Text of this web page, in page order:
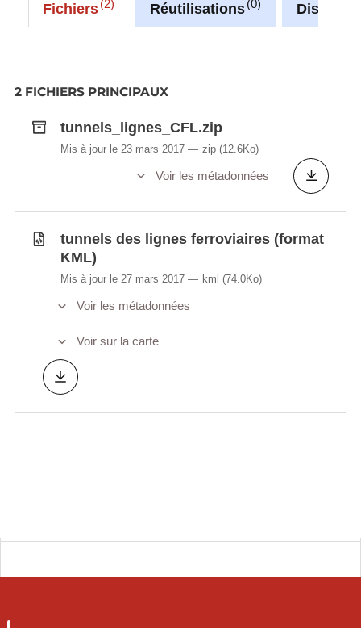
Fichiers 2 Réutilisations 0
2 FICHIERS PRINCIPAUX
tunnels_lignes_CFL.zip
Mis à jour le 23 mars 2017 zip (12.6Ko)
Voir les métadonnées
tunnels des lignes ferroviaires (format
KML)
Mis à jour le 27 mars 2017 kml (74.0Ko)
Voir les métadonnées
Voir sur la carte